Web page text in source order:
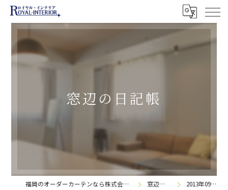
窓辺の日記帳
福岡のオーダーカーテンなら株式会社ロイヤル・インテリア 窓辺の日記帳 2013年09月の記事